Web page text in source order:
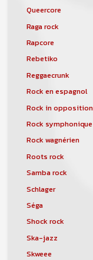
Queercore
Raga rock
Rapcore
Rebetiko
Reggaecrunk
Rock en espagnol
Rock in opposition
Rock symphonique
Rock wagnérien
Roots rock
Samba rock
Schlager
Séga
Shock rock
Ska-jazz
Skweee